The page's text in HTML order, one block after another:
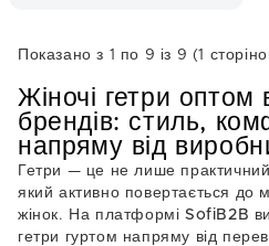
POMARAŃCZOWY
SZARY SZARY JASNY
TURKUS ZIELONY ŻÓŁTY
Показано з 1 по 9 із 9 (1
Жіночі гетри оптом
брендів: стиль,
напряму від
Гетри — це не лише
який активно повертається до
жінок. На платформі SofiB2B
гетри гуртом напряму від